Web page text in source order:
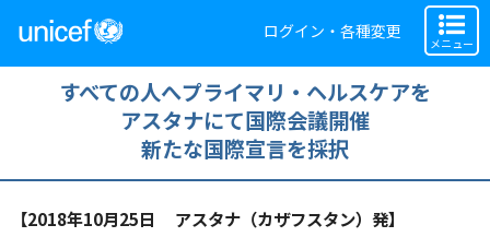
ログイン・各種変更
メニュー
すべての人へプライマリ・ヘルスケアを
アスタナにて国際会議開催
新たな国際宣言を採択
【2018年10月25日 アスタナ（カザフスタン）発】